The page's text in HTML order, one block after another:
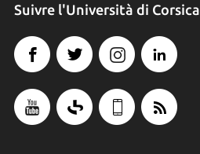
Suivre l'Università di Corsica